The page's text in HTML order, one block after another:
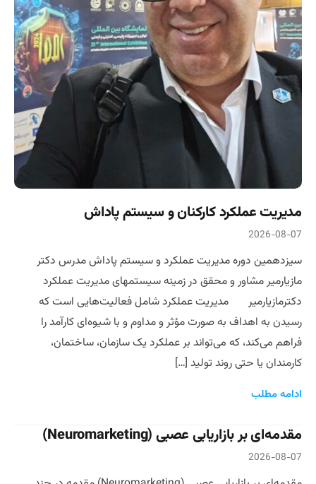
مدیریت عملکرد کارکنان و سیستم پاداش
2026-08-07
سیزدهمین دوره مدیریت عملکرد و سیستم پاداش مدرس دکتر
مازیارمیر مشاور و محقق در زمینه سیستمهای مدیریت عملکرد
دکترمازیارمیر مدیریت عملکرد شامل فعالیت‌هایی است که
رسیدن به اهداف به صورت مؤثر و مداوم و با شیوه‌ای کارآمد را
فراهم می‌کند، که می‌تواند بر عملکرد یک سازمان، ساختمان،
کارمندان یا حتی روند تولید […]
ادامه مطلب
مقدمه‌ای بر بازاریابی عصبی (Neuromarketing)
2026-08-07